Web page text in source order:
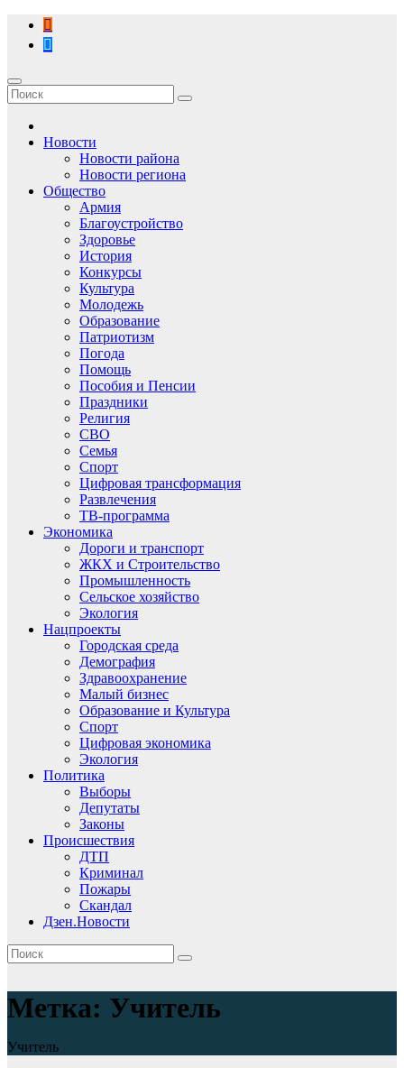
Перейти
содержимому
Новости
Новости района
Новости региона
Общество
Армия
Благоустройство
Здоровье
История
Конкурсы
Культура
Молодежь
Образование
Патриотизм
Погода
Помощь
Пособия и Пенсии
Праздники
Религия
СВО
Семья
Спорт
Цифровая трансформация
Развлечения
ТВ-программа
Экономика
Дороги и транспорт
ЖКХ и Строительство
Промышленность
Сельское хозяйство
Экология
Нацпроекты
Городская среда
Демография
Здравоохранение
Малый бизнес
Образование и Культура
Спорт
Цифровая экономика
Экология
Политика
Выборы
Депутаты
Законы
Происшествия
ДТП
Криминал
Пожары
Скандал
Дзен.Новости
Метка: Учитель
Учитель